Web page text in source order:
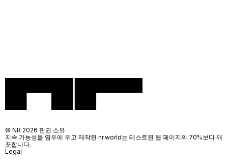
© NR 2026 판권 소유
지속 가능성을 염두에 두고 제작된 nr.world는 테스트된 웹 페이지의 70%보다 깨
끗합니다.
Legal